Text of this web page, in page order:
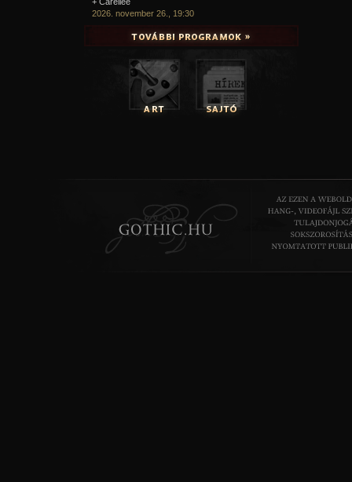
2026. november 26., 19:30